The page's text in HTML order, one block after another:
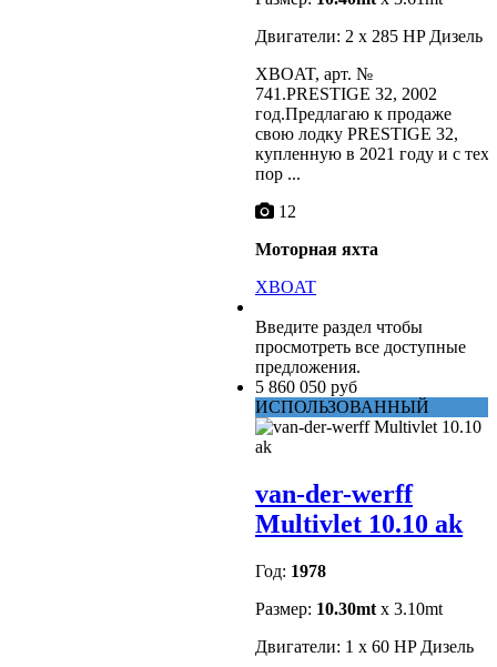
Двигатели: 2 x 285 HP Дизель
XBOAT, арт. №
741.PRESTIGE 32, 2002
год.Предлагаю к продаже
свою лодку PRESTIGE 32,
купленную в 2021 году и с тех
пор ...
12
Моторная яхта
XBOAT
Введите раздел чтобы
просмотреть все доступные
предложения.
5 860 050 руб
ИСПОЛЬЗОВАННЫЙ
van-der-werff
Multivlet 10.10 ak
Год: 1978
Размер: 10.30mt x 3.10mt
Двигатели: 1 x 60 HP Дизель